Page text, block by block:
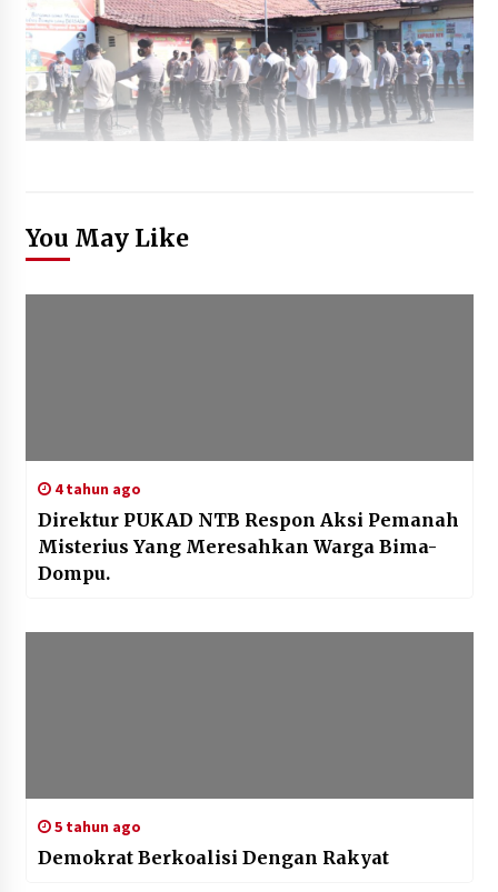
You May Like
4 tahun ago
Direktur PUKAD NTB Respon Aksi Pemanah
Misterius Yang Meresahkan Warga Bima-
Dompu.
5 tahun ago
Demokrat Berkoalisi Dengan Rakyat